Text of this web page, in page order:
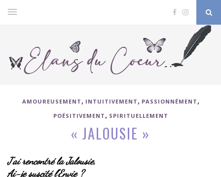
AMOUREUSEMENT , INTUITIVEMENT , PASSIONNÉMENT ,
POÉSITIVEMENT , SPIRITUELLEMENT
« JALOUSIE »
J’ai rencontré la Jalousie,
Ai-je suscité l’Envie ?